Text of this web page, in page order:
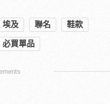
埃及 聯名 鞋款
必買單品